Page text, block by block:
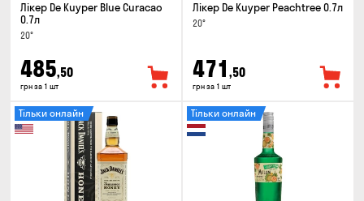
Лікер De Kuyper Blue Curacao
0.7л
20°
485,50
грн за 1 шт
Лікер De Kuyper Peachtree 0.7л
20°
471 ,50
грн за 1 шт
Тільки онлайн Тільки онлайн